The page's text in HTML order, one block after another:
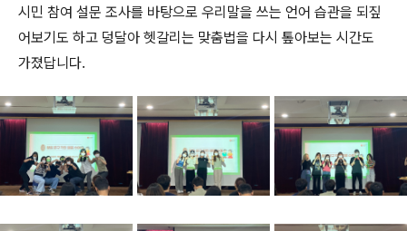
시민 참여 설문 조사를 바탕으로 우리말을 쓰는 언어 습관을 되짚
어보기도 하고 덩달아 헷갈리는 맞춤법을 다시 톺아보는 시간도
가졌답니다.